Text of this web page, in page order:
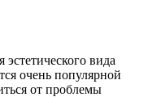
вида
очень популярной
от проблемы